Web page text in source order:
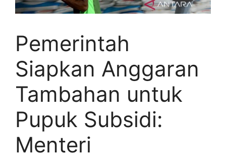
Pemerintah
Siapkan Anggaran
Tambahan untuk
Pupuk Subsidi:
Menteri